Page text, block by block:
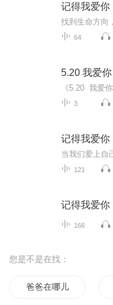
记得我爱你
64
5.20 我爱你
3
记得我爱你
121
记得我爱你
166
您是不是在找：
爸爸在哪儿